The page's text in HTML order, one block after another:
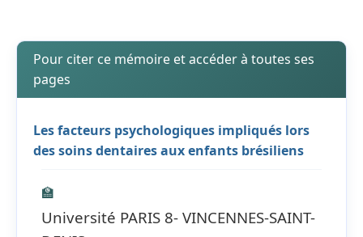
Pour citer ce mémoire et accéder à toutes ses
pages
Les facteurs psychologiques impliqués lors
des soins dentaires aux enfants brésiliens
🏫
Université PARIS 8- VINCENNES-SAINT-